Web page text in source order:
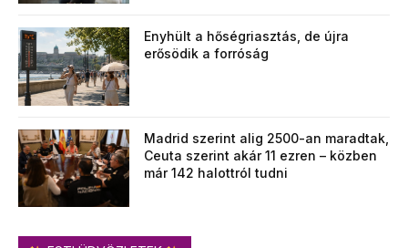
Enyhült a hőségriasztás, de újra
erősödik a forróság
Madrid szerint alig 2500-an maradtak,
Ceuta szerint akár 11 ezren – közben
már 142 halottról tudni